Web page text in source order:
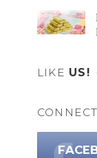
LIKE US!
CONNECT